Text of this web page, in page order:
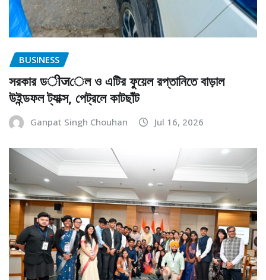
BUSINESS
সরকার ডीजেল ও এটির ফুয়েল রপ্তানিতে বাড়াল
উইন্ডফল ট্যাক্স, পেট্রলে কাটছাঁট
Ganpat Singh Chouhan Jul 16, 2026